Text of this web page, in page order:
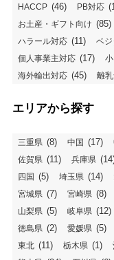
HACCP (46) PB対応
お土産・ギフト向け (85)
ハラール対応 (11) ベ
個人事業主対応 (17)
海外輸出対応 (45) 離
エリアから探す
三重県 (8) 中国 (17)
佐賀県 (11) 兵庫県
四国 (5) 埼玉県 (14)
宮城県 (7) 宮崎県 (8)
山梨県 (5) 岐阜県 (12)
徳島県 (2) 愛媛県 (5)
東北 (11) 栃木県 (1)